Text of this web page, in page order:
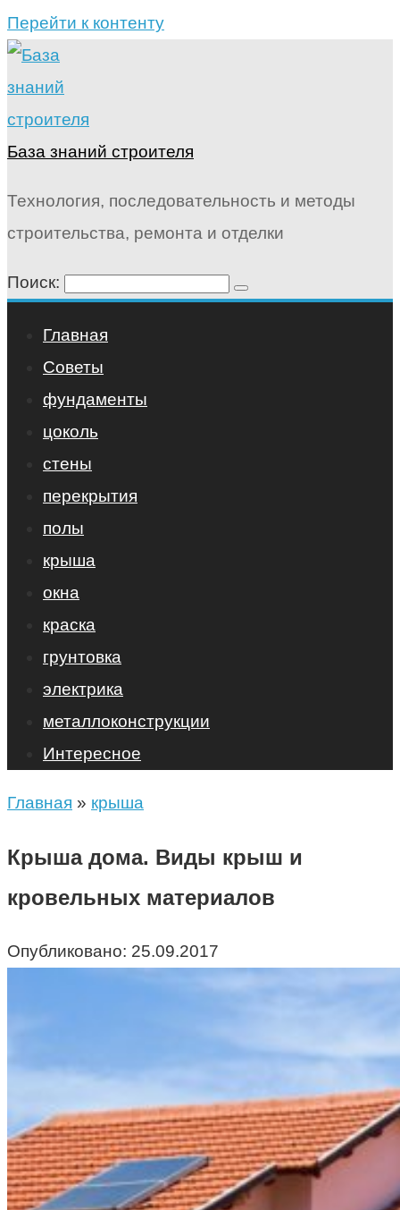
Перейти к контенту
База знаний строителя
Технология, последовательность и методы
строительства, ремонта и отделки
Поиск:
Главная
Советы
фундаменты
цоколь
стены
перекрытия
полы
крыша
окна
краска
грунтовка
электрика
металлоконструкции
Интересное
Главная » крыша
Крыша дома. Виды крыш и
кровельных материалов
Опубликовано: 25.09.2017